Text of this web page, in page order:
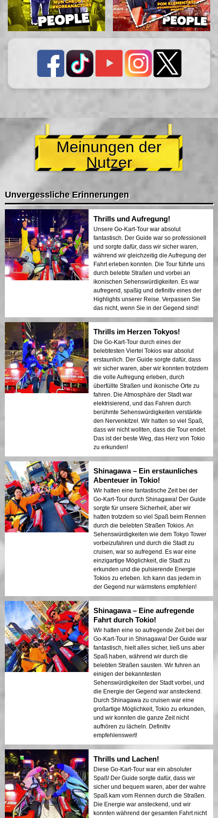
Meinungen der
Nutzer
Unvergessliche Erinnerungen
Thrills und Aufregung!
Unsere Go-Kart-Tour war absolut
fantastisch. Der Guide war so professionell
und sorgte dafür, dass wir sicher waren,
während wir gleichzeitig die Aufregung der
Fahrt erleben konnten. Die Tour führte uns
durch belebte Straßen und vorbei an
ikonischen Sehenswürdigkeiten. Es war
aufregend, spaßig und definitiv eines der
Highlights unserer Reise. Verpassen Sie
das nicht, wenn Sie in der Gegend sind!
Thrills im Herzen Tokyos!
Die Go-Kart-Tour durch eines der
belebtesten Viertel Tokios war absolut
erstaunlich. Der Guide sorgte dafür, dass
wir sicher waren, aber wir konnten trotzdem
die volle Aufregung erleben, durch
überfüllte Straßen und ikonische Orte zu
fahren. Die Atmosphäre der Stadt war
elektrisierend, und das Fahren durch
berühmte Sehenswürdigkeiten verstärkte
den Nervenkitzel. Wir hatten so viel Spaß,
dass wir nicht wollten, dass die Tour endet.
Das ist der beste Weg, das Herz von Tokio
zu erkunden!
Shinagawa – Ein erstaunliches
Abenteuer in Tokio!
Wir hatten eine fantastische Zeit bei der
Go-Kart-Tour durch Shinagawa! Der Guide
sorgte für unsere Sicherheit, aber wir
hatten trotzdem so viel Spaß beim Rennen
durch die belebten Straßen Tokios. An
Sehenswürdigkeiten wie dem Tokyo Tower
vorbeizufahren und durch die Stadt zu
cruisen, war so aufregend. Es war eine
einzigartige Möglichkeit, die Stadt zu
erkunden und die pulsierende Energie
Tokios zu erleben. Ich kann das jedem in
der Gegend nur wärmstens empfehlen!
Shinagawa – Eine aufregende
Fahrt durch Tokio!
Wir hatten eine so aufregende Zeit bei der
Go-Kart-Tour in Shinagawa! Der Guide war
fantastisch, hielt alles sicher, ließ uns aber
Spaß haben, während wir durch die
belebten Straßen sausten. Wir fuhren an
einigen der bekanntesten
Sehenswürdigkeiten der Stadt vorbei, und
die Energie der Gegend war ansteckend.
Durch Shinagawa zu cruisen war eine
großartige Möglichkeit, Tokio zu erkunden,
und wir konnten die ganze Zeit nicht
aufhören zu lächeln. Definitiv
empfehlenswert!
Thrills und Lachen!
Diese Go-Kart-Tour war ein absoluter
Spaß! Der Guide sorgte dafür, dass wir
sicher und bequem waren, aber der wahre
Spaß kam vom Rennen durch die Straßen.
Die Energie war ansteckend, und wir
konnten während der gesamten Fahrt nicht